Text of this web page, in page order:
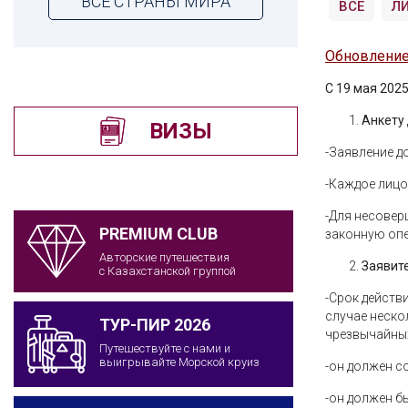
ВИЗЫ
PREMIUM CLUB
Авторские путешествия
с Казахстанской группой
ТУР-ПИР 2026
Путешествуйте с нами и
выигрывайте Морской круиз
ВСЕ
С 19 мая
Анкету
-Заявление
-Каждое
-Для
законную
-Срок
случае
-он должен
-он должен